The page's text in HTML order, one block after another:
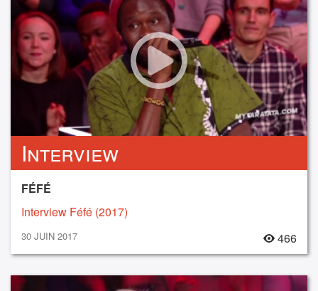
Interview
FÉFÉ
Interview Féfé (2017)
30 JUIN 2017 466